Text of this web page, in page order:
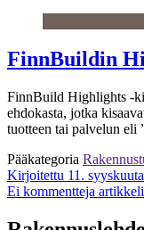
FinnBuildin
FinnBuild Highlights -
ehdokasta, jotka
tuotteen tai palvelun
Pääkategoria
Kirjoitettu 11.
Ei kommentteja